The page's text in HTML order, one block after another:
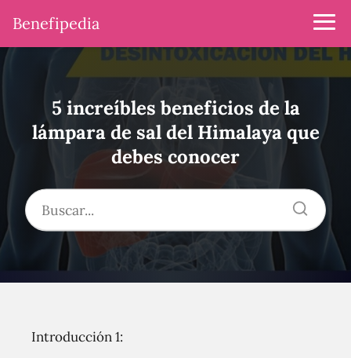
Benefipedia
5 increíbles beneficios de la
lámpara de sal del Himalaya que
debes conocer
Introducción 1: